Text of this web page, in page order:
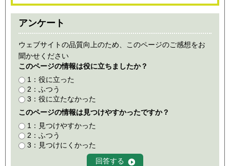
アンケート
ウェブサイトの品質向上のため、このページのご感想をお
聞かせください
このページの情報は役に立ちましたか？
1：役に立った
2：ふつう
3：役に立たなかった
このページの情報は見つけやすかったですか？
1：見つけやすかった
2：ふつう
3：見つけにくかった